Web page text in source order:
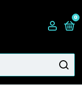
0